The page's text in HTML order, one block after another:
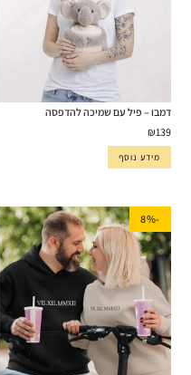
דמבו – פיל עם שמיכה להדפסה
₪139
מידע נוסף
-8%